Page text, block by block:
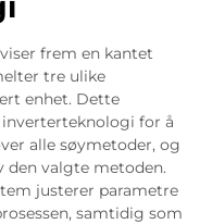
frem en kantet
tre ulike
enhet. Dette
for å
alle søymetoder, og
den valgte metoden.
justerer parametre
samtidig som